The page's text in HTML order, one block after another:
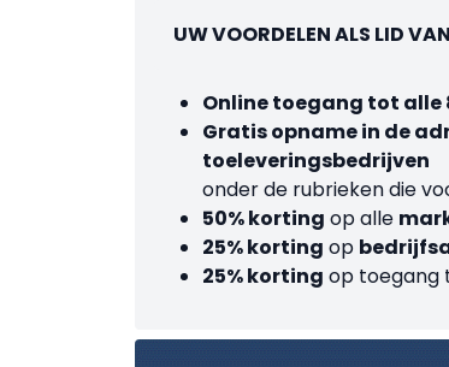
UW VOORDELEN ALS LID
Online toegang tot alle
Gratis opname in de
toeleveringsbedrijven
onder de rubrieken die
50% korting op alle
25% korting op
25% korting op toegang